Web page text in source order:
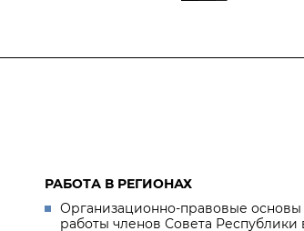
РАБОТА В РЕГИОНАХ
Организационно-правовые основы
работы членов Совета Республики